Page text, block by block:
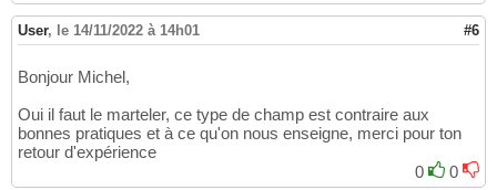
User, le 14/11/2022 à 14h01 #6
Bonjour Michel,
Oui il faut le marteler, ce type de champ est contraire aux
bonnes pratiques et à ce qu'on nous enseigne, merci pour ton
retour d'expérience
0
0